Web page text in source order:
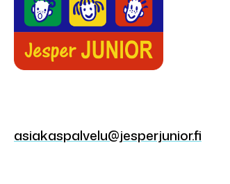
asiakaspalvelu@jesperjunior.fi